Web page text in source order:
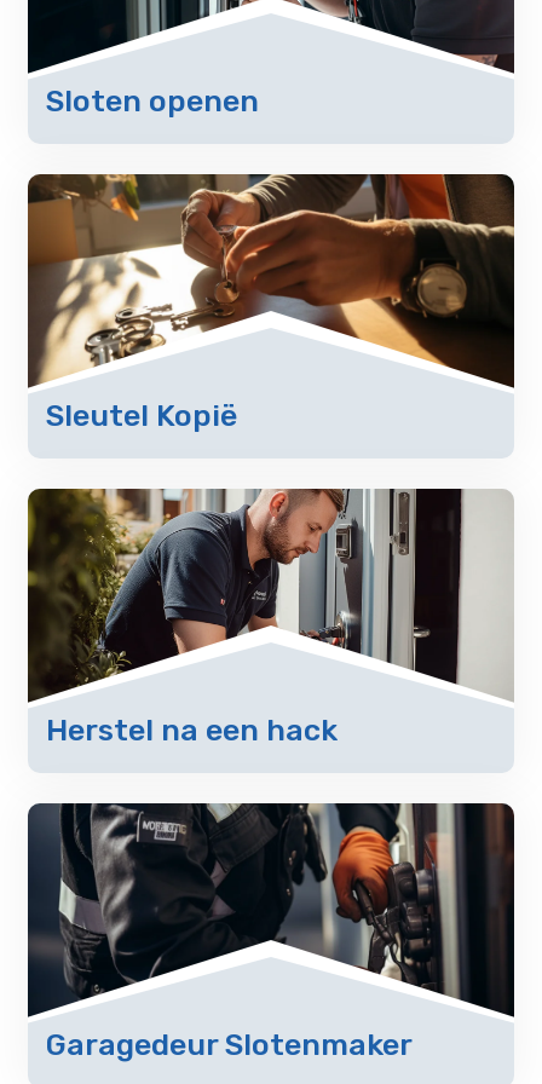
Sloten openen
Sleutel Kopië
Herstel na een hack
Garagedeur Slotenmaker